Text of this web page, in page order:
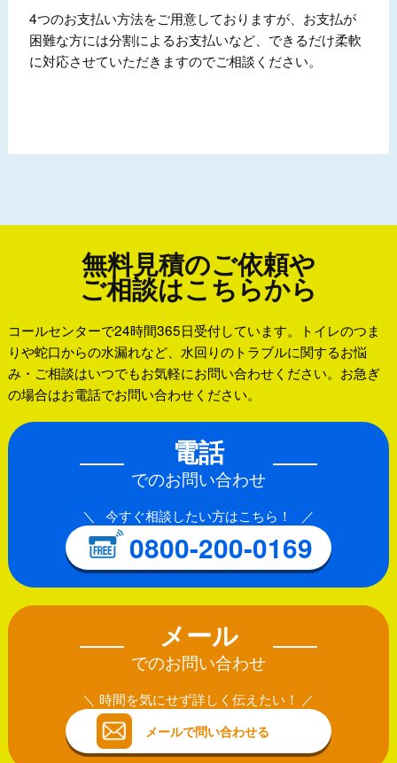
4つのお支払い方法をご用意しておりますが、お支払が
困難な方には分割によるお支払いなど、できるだけ柔軟
に対応させていただきますのでご相談ください。
無料見積のご依頼や
ご相談はこちらから
コールセンターで24時間365日受付しています。トイレのつま
りや蛇口からの水漏れなど、水回りのトラブルに関するお悩
み・ご相談はいつでもお気軽にお問い合わせください。お急ぎ
の場合はお電話でお問い合わせください。
電話
でのお問い合わせ
今すぐ相談したい方はこちら！
0800-200-0169
メール
でのお問い合わせ
時間を気にせず詳しく伝えたい！
メールで問い合わせる